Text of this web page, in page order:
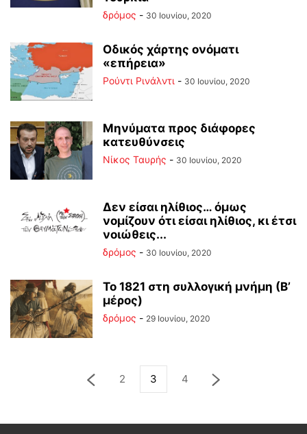
δρόμος - 30 Ιουνίου, 2020
Οδικός χάρτης ονόματι
«επήρεια»
Ρούντι Ρινάλντι - 30 Ιουνίου, 2020
Μηνύματα προς διάφορες
κατευθύνσεις
Νίκος Ταυρής - 30 Ιουνίου, 2020
Δεν είσαι ηλίθιος… όμως
νομίζουν ότι είσαι ηλίθιος, κι έτσι
νοιώθεις...
δρόμος - 30 Ιουνίου, 2020
Το 1821 στη συλλογική μνήμη (Β’
μέρος)
δρόμος - 29 Ιουνίου, 2020
2 3 4